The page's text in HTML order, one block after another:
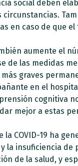
social deben
circunstancias.
en caso de que
aumente el
de las medidas
graves
en el
cognitiva
mejor a estas
la COVID-19 ha
la insuficiencia
de la salud, y